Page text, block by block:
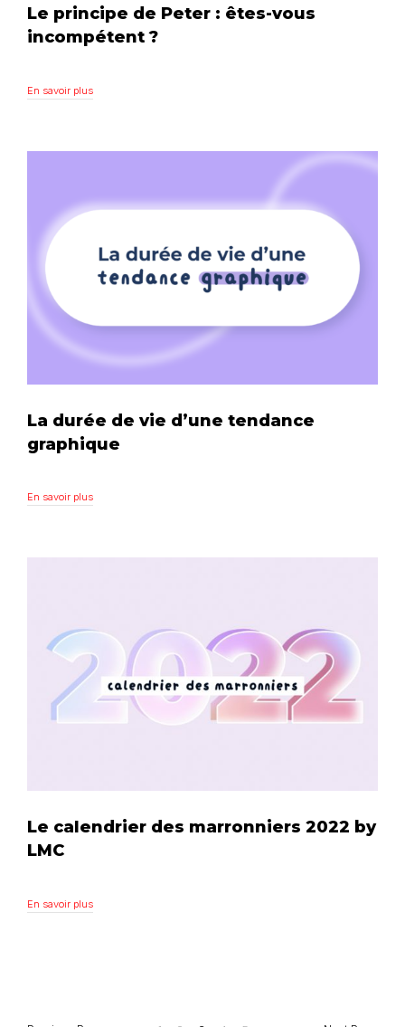
Le principe de Peter : êtes-vous
incompétent ?
En savoir plus
La durée de vie d’une tendance
graphique
En savoir plus
Le calendrier des marronniers 2022 by
LMC
En savoir plus